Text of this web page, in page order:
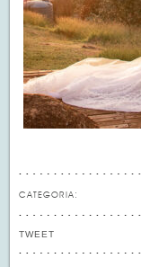
CATEGORIA:
TWEET